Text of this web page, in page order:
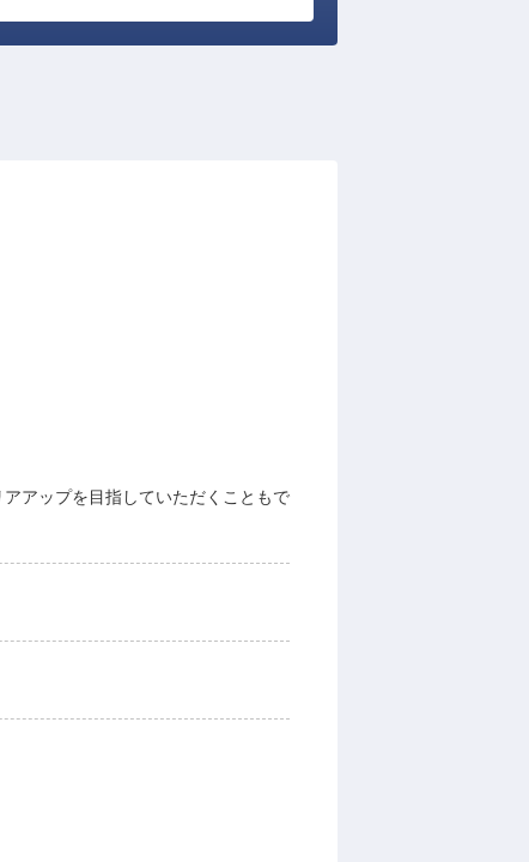
アップを⽬指していただくこともで